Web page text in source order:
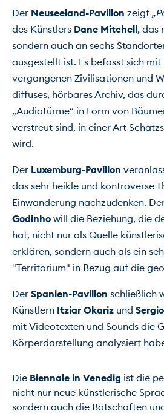
Der Neuseeland-Pavillon zeigt
des Künstlers Dane Mitchell, das
sondern auch an sechs
ausgestellt ist. Es befasst sich mit
vergangenen Zivilisationen und
diffuses, hörbares Archiv, das
„Audiotürme“ in Form von
verstreut sind, in einer Art
wird.
Der Luxemburg-Pavillon
das sehr heikle und kontroverse
Einwanderung nachzudenken.
Godinho will die Beziehung, die
hat, nicht nur als Quelle
erklären, sondern auch als ein
"Territorium" in Bezug auf die
Der Spanien-Pavillon schließlich
Künstlern Itziar Okariz und
mit Videotexten und Sounds die
Körperdarstellung analysiert
Die Biennale in Venedig ist die
nicht nur neue künstlerische
sondern auch die Botschaften